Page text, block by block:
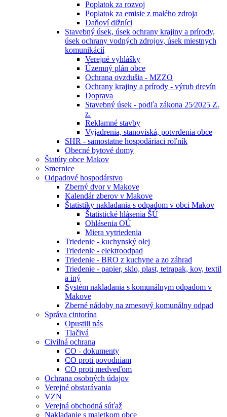
Poplatok za rozvoj
Poplatok za emisie z malého zdroja
Daňoví dlžníci
Stavebný úsek, úsek ochrany krajiny a prírody,
úsek ochrany vodných zdrojov, úsek miestnych
komunikácií
Verejné vyhlášky
Územný plán obce
Ochrana ovzdušia - MZZO
Ochrany krajiny a prírody - výrub drevín
Doprava
Stavebný úsek - podľa zákona 25⁄2025 Z.
z.
Reklamné stavby
Vyjadrenia, stanoviská, potvrdenia obce
SHR - samostatne hospodáriaci roľník
Obecné bytové domy
Štatúty obce Makov
Smernice
Odpadové hospodárstvo
Zberný dvor v Makove
Kalendár zberov v Makove
Štatistiky nakladania s odpadom v obci Makov
Štatistické hlásenia ŠÚ
Ohlásenia OÚ
Miera vytriedenia
Triedenie - kuchynský olej
Triedenie - elektroodpad
Triedenie - BRO z kuchyne a zo záhrad
Triedenie - papier, sklo, plast, tetrapak, kov, textil
a iný
Systém nakladania s komunálnym odpadom v
Makove
Zberné nádoby na zmesový komunálny odpad
Správa cintorína
Opustili nás
Tlačivá
Civilná ochrana
CO - dokumenty
CO proti povodniam
CO proti medveďom
Ochrana osobných údajov
Verejné obstarávania
VZN
Verejná obchodná súťaž
Nakladanie s majetkom obce